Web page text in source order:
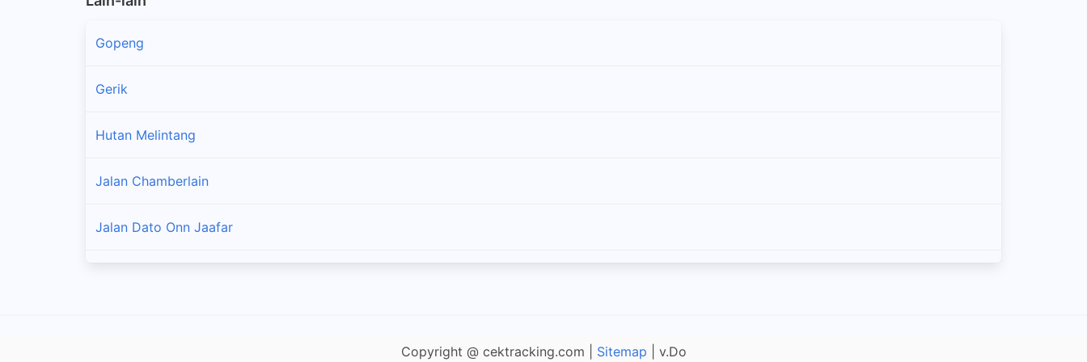
Gopeng
Gerik
Hutan Melintang
Jalan Chamberlain
Jalan Dato Onn Jaafar
Copyright @ cektracking.com | Sitemap | v.Do